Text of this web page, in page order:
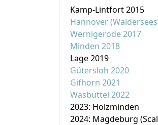
Kamp-Lintfort 2015
Hannover
Wernigerode 2017
Minden 2018
Lage 2019
Gütersloh 2020
Gifhorn 2021
Wasbüttel 2022
2023: Holzminden
2024: Magdeburg